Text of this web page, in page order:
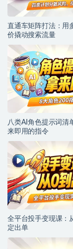
直通车矩阵打法：用
价撬动搜索流量
八类AI角色提示词清
来即用的指令
全平台投手变现课：
定出单